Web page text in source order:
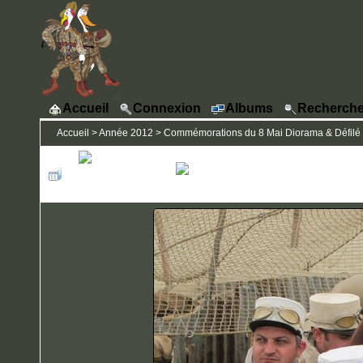
Accueil Connexion Albums
Accueil >Année 2012 > Commémorations du 8 Mai Diorama &